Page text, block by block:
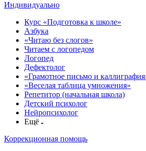
Индивидуально
Курс «Подготовка к школе»
Азбука
«Читаю без слогов»
Читаем с логопедом
Логопед
Дефектолог
«Грамотное письмо и
«Веселая таблица умножения»
Репетитор (начальная школа)
Детский психолог
Нейропсихолог
Ещё
Коррекционная помощь